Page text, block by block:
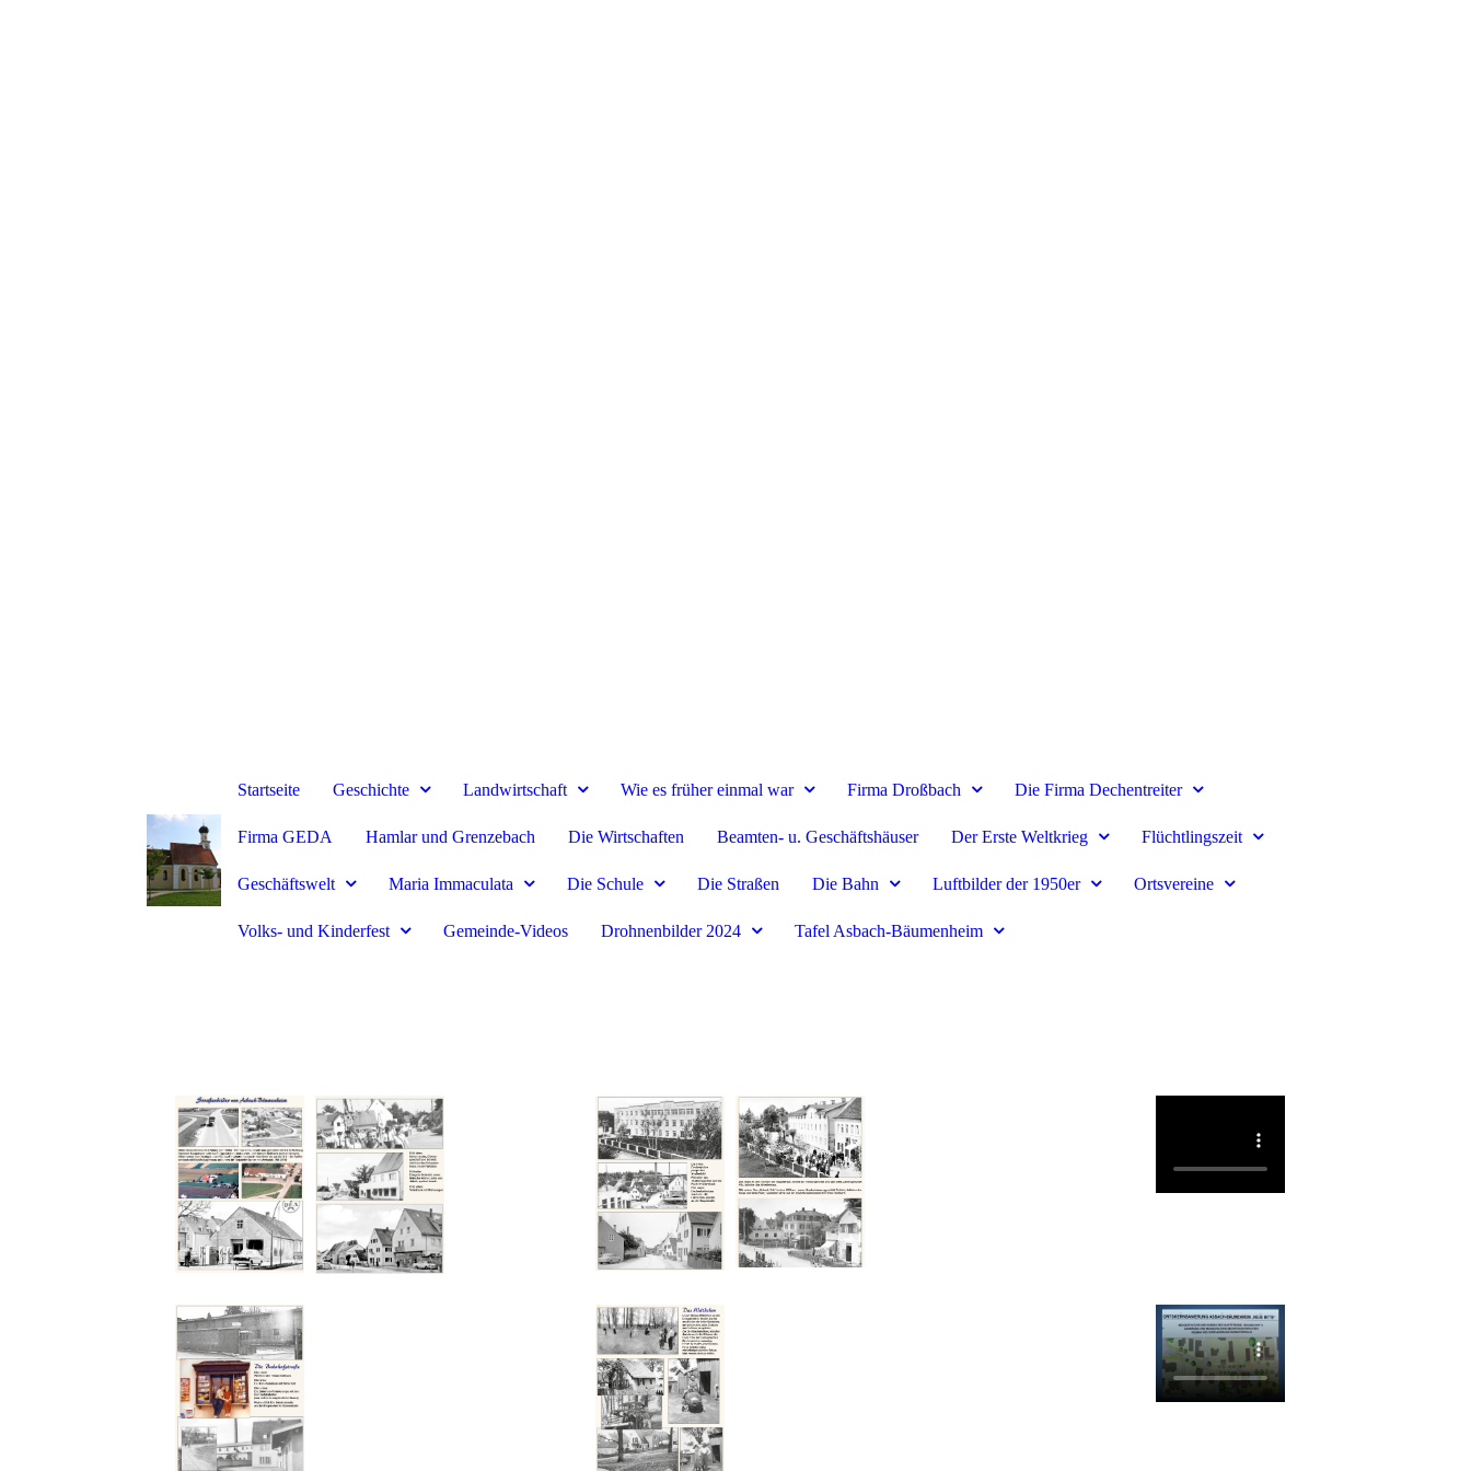
Startseite Geschichte Landwirtschaft Wie es früher einmal war Firma Droßbach Die Firma Dechentreiter
Firma GEDA Hamlar und Grenzebach Die Wirtschaften Beamten- u. Geschäftshäuser Der Erste Weltkrieg Flüchtlingszeit
Geschäftswelt Maria Immaculata Die Schule Die Straßen Die Bahn Luftbilder der 1950er Ortsvereine
Volks- und Kinderfest Gemeinde-Videos Drohnenbilder 2024 Tafel Asbach-Bäumenheim